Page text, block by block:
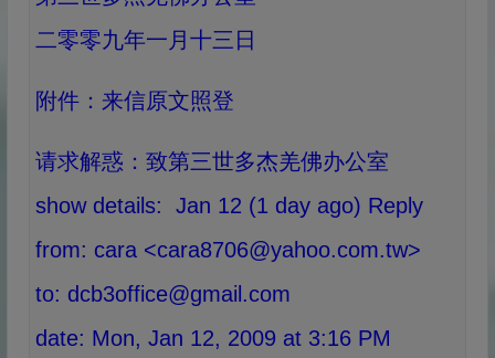
二零零九年一月十三日
附件：来信原文照登
请求解惑：致第三世多杰羌佛办公室
show details: Jan 12 (1 day ago) Reply
from: cara <cara8706@yahoo.com.tw>
to: dcb3office@gmail.com
date: Mon, Jan 12, 2009 at 3:16 PM